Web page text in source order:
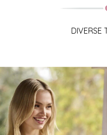
DIVERSE